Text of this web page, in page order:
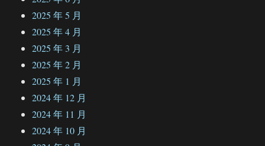
2025 年 5 月
2025 年 4 月
2025 年 3 月
2025 年 2 月
2025 年 1 月
2024 年 12 月
2024 年 11 月
2024 年 10 月